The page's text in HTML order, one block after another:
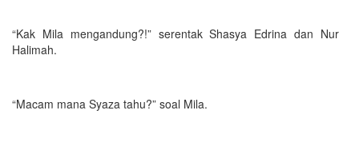
“Kak Mila mengandung?!” serentak Shasya Edrina dan Nur
Halimah.
“Macam mana Syaza tahu?” soal Mila.